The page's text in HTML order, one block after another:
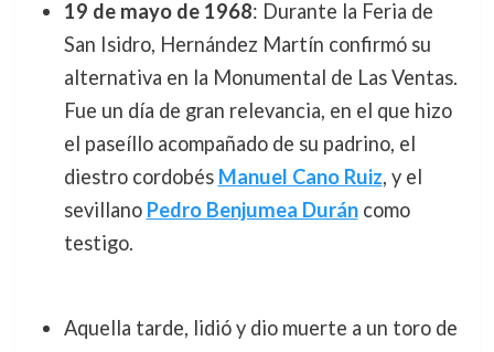
19 de mayo de 1968: Durante la Feria de
San Isidro, Hernández Martín confirmó su
alternativa en la Monumental de Las Ventas.
Fue un día de gran relevancia, en el que hizo
el paseíllo acompañado de su padrino, el
diestro cordobés Manuel Cano Ruiz, y el
sevillano Pedro Benjumea Duráncomo
testigo.
Aquella tarde, lidió y dio muerte a un toro de